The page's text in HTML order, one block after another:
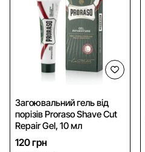
Загоювальний гель від
порізів Proraso Shave Cut
Repair Gel, 10 мл
120 грн